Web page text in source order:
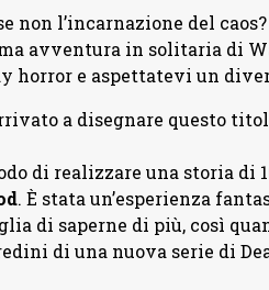
non l’incarnazione del
avventura in solitaria di
horror e aspettatevi un
a disegnare questo
di realizzare una storia di
. È stata un’esperienza
di saperne di più, così
di una nuova serie di